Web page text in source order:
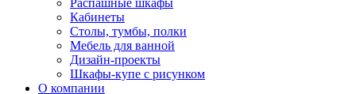
Распашные шкафы
Кабинеты
Столы, тумбы, полки
Мебель для ванной
Дизайн-проекты
Шкафы-купе с рисунком
О компании